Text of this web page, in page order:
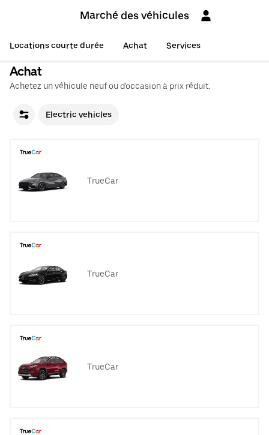
Marché des véhicules
Locations courte durée Achat Services
Achat
Achetez un véhicule neuf ou d'occasion à prix réduit.
Electric vehicles
TrueCar
TrueCar
TrueCar